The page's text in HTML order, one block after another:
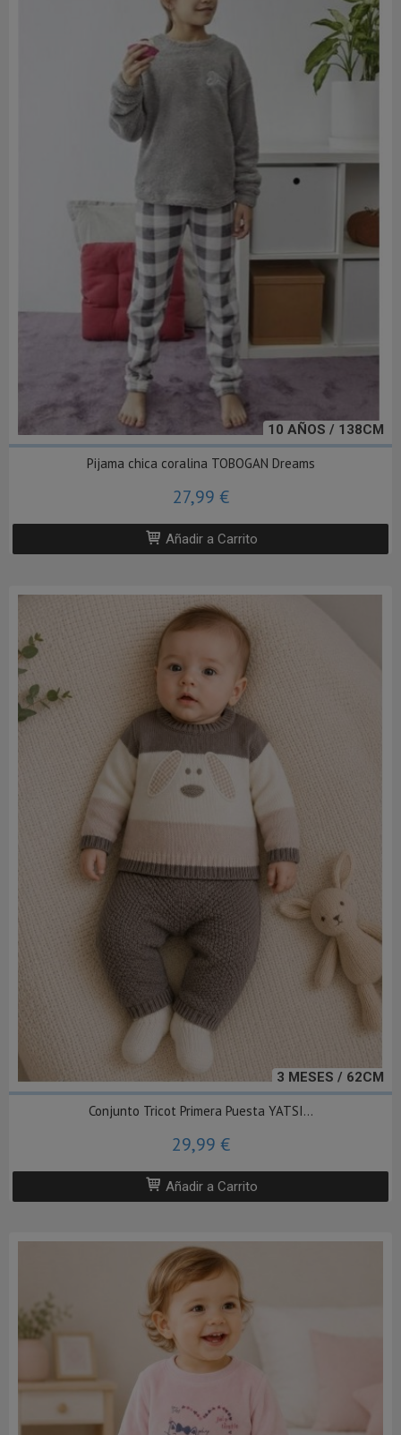
10 AÑOS / 138CM
Pijama chica coralina TOBOGAN Dreams
27,99 €
Añadir a Carrito
3 MESES / 62CM
Conjunto Tricot Primera Puesta YATSI...
29,99 €
Añadir a Carrito